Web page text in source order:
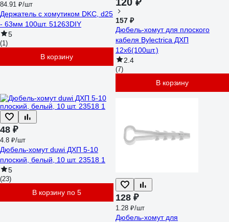
84.91 ₽/шт
Держатель с хомутиком DKC, d25
- 63мм 100шт. 51263DIY
5
(1)
В корзину
157 ₽
Дюбель-хомут для плоского
кабеля Bylectrica ДХП
12х6(100шт.)
2.4
(7)
В корзину
48 ₽
4.8 ₽/шт
Дюбель-хомут duwi ДХП 5-10
плоский, белый, 10 шт. 23518 1
5
(23)
В корзину по 5 128 ₽
1.28 ₽/шт
Дюбель-хомут для